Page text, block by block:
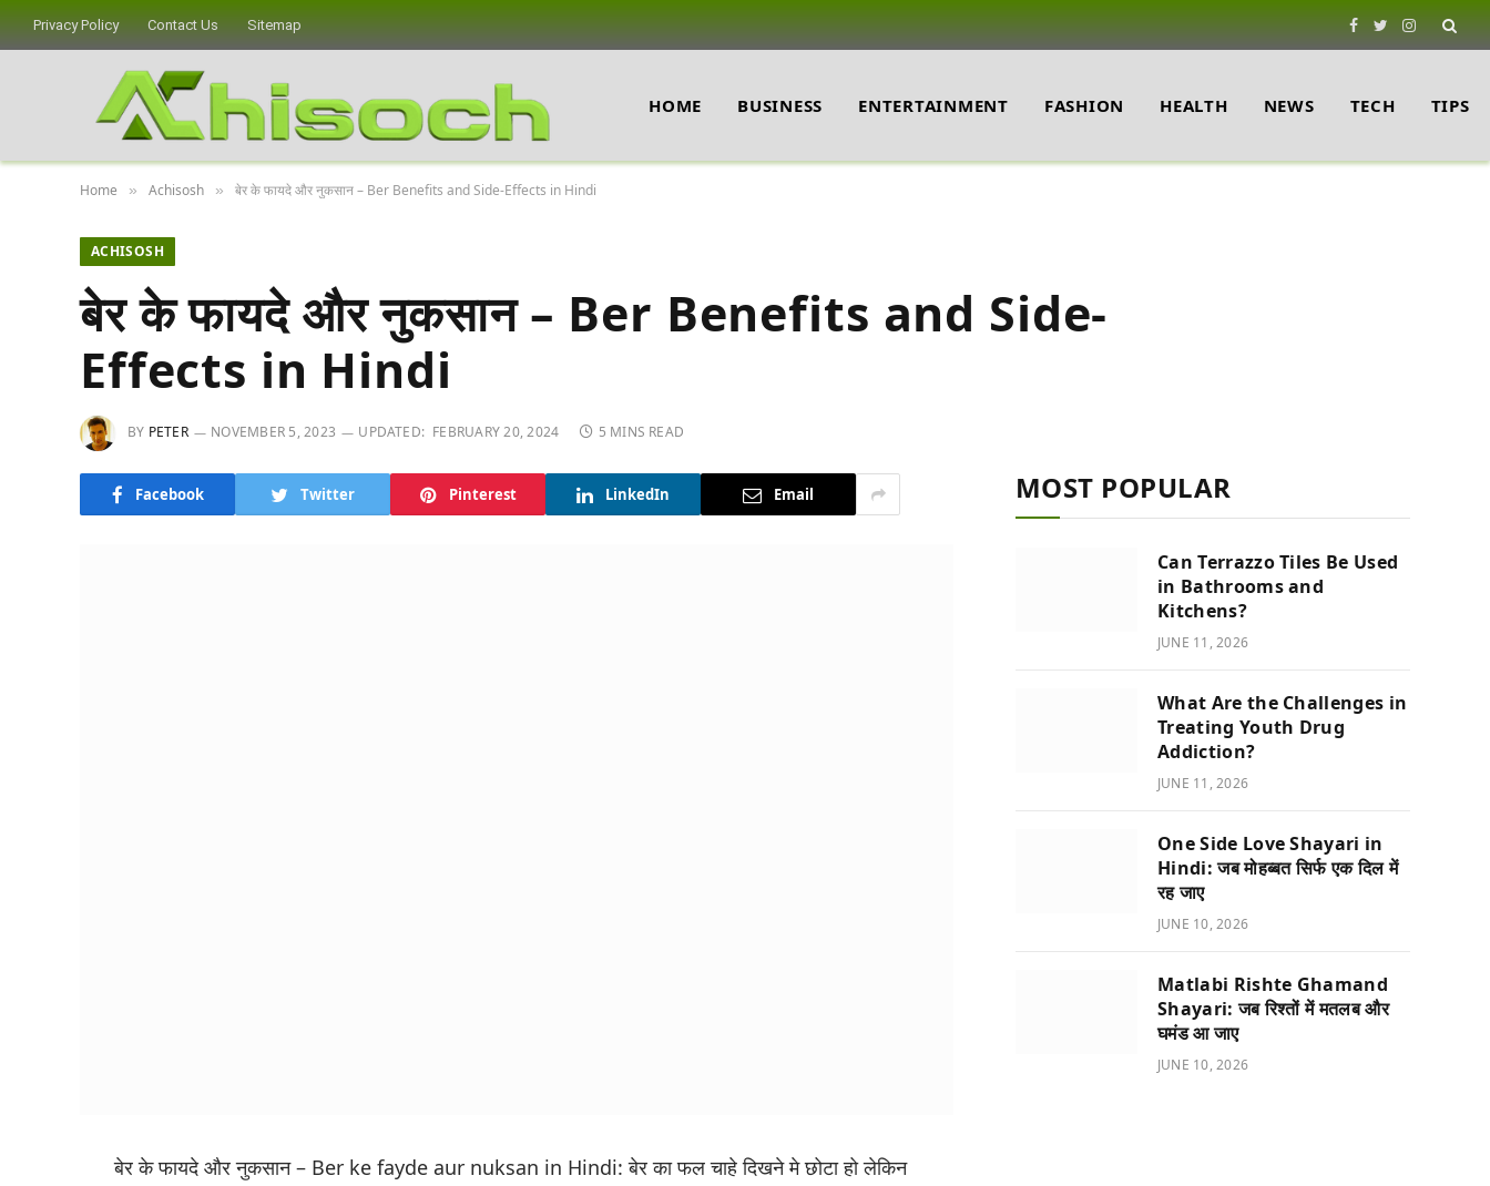
Privacy Policy Contact Us Sitemap Facebook
TwitterInstagram
HOME BUSINESS ENTERTAINMENT FASHION HEALTH NEWS TECH TIPS
Home » Achisosh » बेर के फायदे और नुकसान – Ber Benefits and Side-Effects in Hindi
ACHISOSH
बेर के फायदे और नुकसान – Ber Benefits and Side-
Effects in Hindi
BY PETER NOVEMBER 5, 2023 UPDATED: FEBRUARY 20, 2024 5 MINS READ
Facebook Twitter Pinterest LinkedIn Email
बेर के फायदे और नुकसान – Ber ke fayde aur nuksan in Hindi: बेर का फल चाहे दिखने मे छोटा हो लेकिन
MOST POPULAR
Can Terrazzo Tiles Be Used
in Bathrooms and
Kitchens?
JUNE 11, 2026
What Are the Challenges in
Treating Youth Drug
Addiction?
JUNE 11, 2026
One Side Love Shayari in
Hindi: जब मोहब्बत सिर्फ एक दिल में
रह जाए
JUNE 10, 2026
Matlabi Rishte Ghamand
Shayari: जब रिश्तों में मतलब और
घमंड आ जाए
JUNE 10, 2026